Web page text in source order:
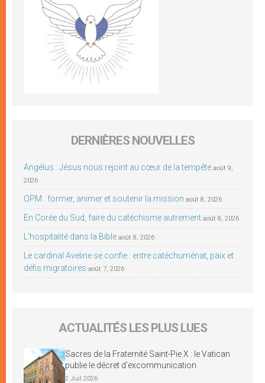
DERNIÈRES NOUVELLES
Angélus : Jésus nous rejoint au cœur de la tempête août 9,
2026
OPM : former, animer et soutenir la mission août 8, 2026
En Corée du Sud, faire du catéchisme autrement août 8, 2026
L’hospitalité dans la Bible août 8, 2026
Le cardinal Aveline se confie : entre catéchuménat, paix et
défis migratoires août 7, 2026
ACTUALITÉS LES PLUS LUES
Sacres de la Fraternité Saint-Pie X : le Vatican
publie le décret d’excommunication
2 Juil 2026